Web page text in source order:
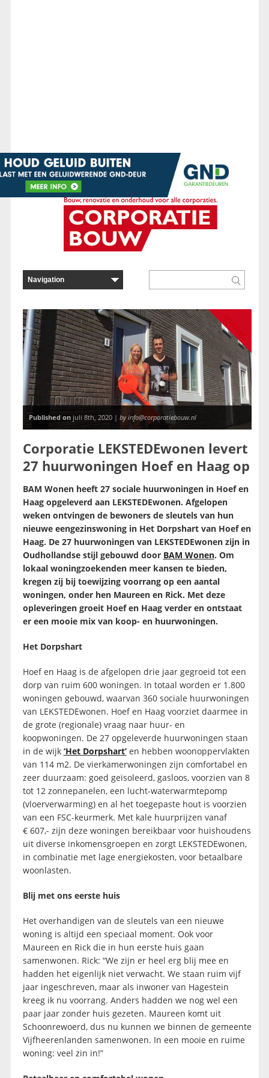
Nieuws
Published onjuli 8th, 2020 | by info@corporatiebouw.nl
Corporatie LEKSTEDEwonen levert
27 huurwoningen Hoef en Haag op
BAM Wonen heeft 27 sociale huurwoningen in Hoef en
Haag opgeleverd aan LEKSTEDEwonen. Afgelopen
weken ontvingen de bewoners de sleutels van hun
nieuwe eengezinswoning in Het Dorpshart van Hoef en
Haag. De 27 huurwoningen van LEKSTEDEwonen zijn in
Oudhollandse stijl gebouwd door BAM Wonen. Om
lokaal woningzoekenden meer kansen te bieden,
kregen zij bij toewijzing voorrang op een aantal
woningen, onder hen Maureen en Rick. Met deze
opleveringen groeit Hoef en Haag verder en ontstaat
er een mooie mix van koop- en huurwoningen.
Het Dorpshart
Hoef en Haag is de afgelopen drie jaar gegroeid tot een
dorp van ruim 600 woningen. In totaal worden er 1.800
woningen gebouwd, waarvan 360 sociale huurwoningen
van LEKSTEDEwonen. Hoef en Haag voorziet daarmee in
de grote (regionale) vraag naar huur- en
koopwoningen. De 27 opgeleverde huurwoningen staan
in de wijk ‘Het Dorpshart’en hebben woonoppervlakten
van 114 m2. De vierkamerwoningen zijn comfortabel en
zeer duurzaam: goed geïsoleerd, gasloos, voorzien van 8
tot 12 zonnepanelen, een lucht-waterwarmtepomp
(vloerverwarming) en al het toegepaste hout is voorzien
van een FSC-keurmerk. Met kale huurprijzen vanaf
€ 607,- zijn deze woningen bereikbaar voor huishoudens
uit diverse inkomensgroepen en zorgt LEKSTEDEwonen,
in combinatie met lage energiekosten, voor betaalbare
woonlasten.
Blij met ons eerste huis
Het overhandigen van de sleutels van een nieuwe
woning is altijd een speciaal moment. Ook voor
Maureen en Rick die in hun eerste huis gaan
samenwonen. Rick: “We zijn er heel erg blij mee en
hadden het eigenlijk niet verwacht. We staan ruim vijf
jaar ingeschreven, maar als inwoner van Hagestein
kreeg ik nu voorrang. Anders hadden we nog wel een
paar jaar zonder huis gezeten. Maureen komt uit
Schoonrewoerd, dus nu kunnen we binnen de gemeente
Vijfheerenlanden samenwonen. In een mooie en ruime
woning: veel zin in!”